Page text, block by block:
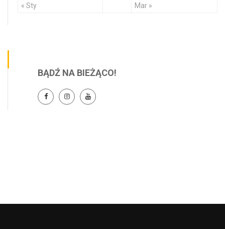
« Sty Mar »
BĄDŹ NA BIEŻĄCO!